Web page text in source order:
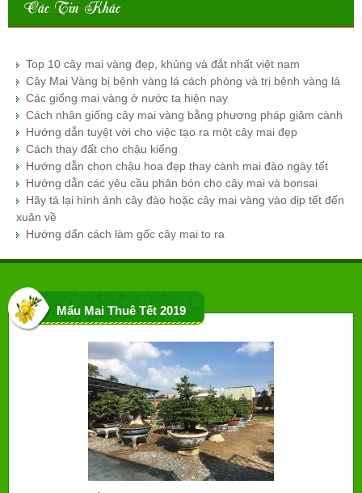
Các Tin Khác
Top 10 cây mai vàng đẹp, khủng và đắt nhất việt nam
Cây Mai Vàng bị bệnh vàng lá cách phòng và trị bệnh vàng lá
Các giống mai vàng ở nước ta hiện nay
Cách nhân giống cây mai vàng bằng phương pháp giâm cành
Hướng dẫn tuyệt vời cho việc tạo ra một cây mai đẹp
Cách thay đất cho chậu kiểng
Hướng dẫn chọn chậu hoa đẹp thay cành mai đào ngày tết
Hướng dẫn các yêu cầu phân bón cho cây mai và bonsai
Hãy tả lại hình ảnh cây đào hoặc cây mai vàng vào dịp tết đến
xuân về
Hướng dẩn cách làm gốc cây mai to ra
Mẩu Mai Thuê Tết 2019